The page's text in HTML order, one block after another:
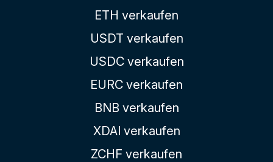
ETH verkaufen
USDT verkaufen
USDC verkaufen
EURC verkaufen
BNB verkaufen
XDAI verkaufen
ZCHF verkaufen